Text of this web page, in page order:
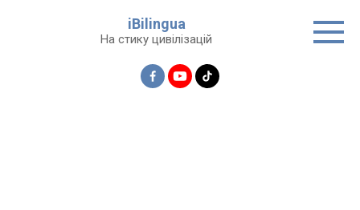
iBilingua
На стику цивілізацій